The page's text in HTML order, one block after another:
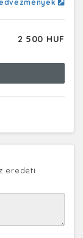
2 500 HUF
eredeti